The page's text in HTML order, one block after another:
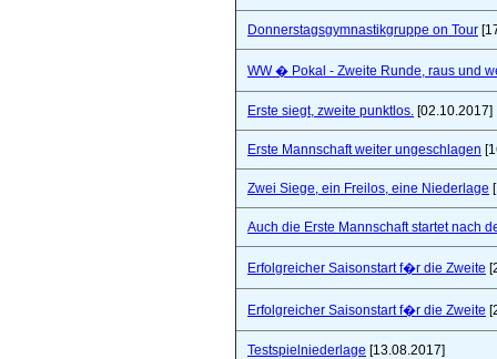
Donnerstagsgymnastikgruppe on Tour
WW � Pokal - Zweite Runde, raus und
Erste siegt, zweite punktlos. [02.10.2017]
Erste Mannschaft weiter ungeschlagen
Zwei Siege, ein Freilos, eine Niederlage
Auch die Erste Mannschaft startet nach
Erfolgreicher Saisonstart f�r die Zweite
Erfolgreicher Saisonstart f�r die Zweite
Testspielniederlage [13.08.2017]